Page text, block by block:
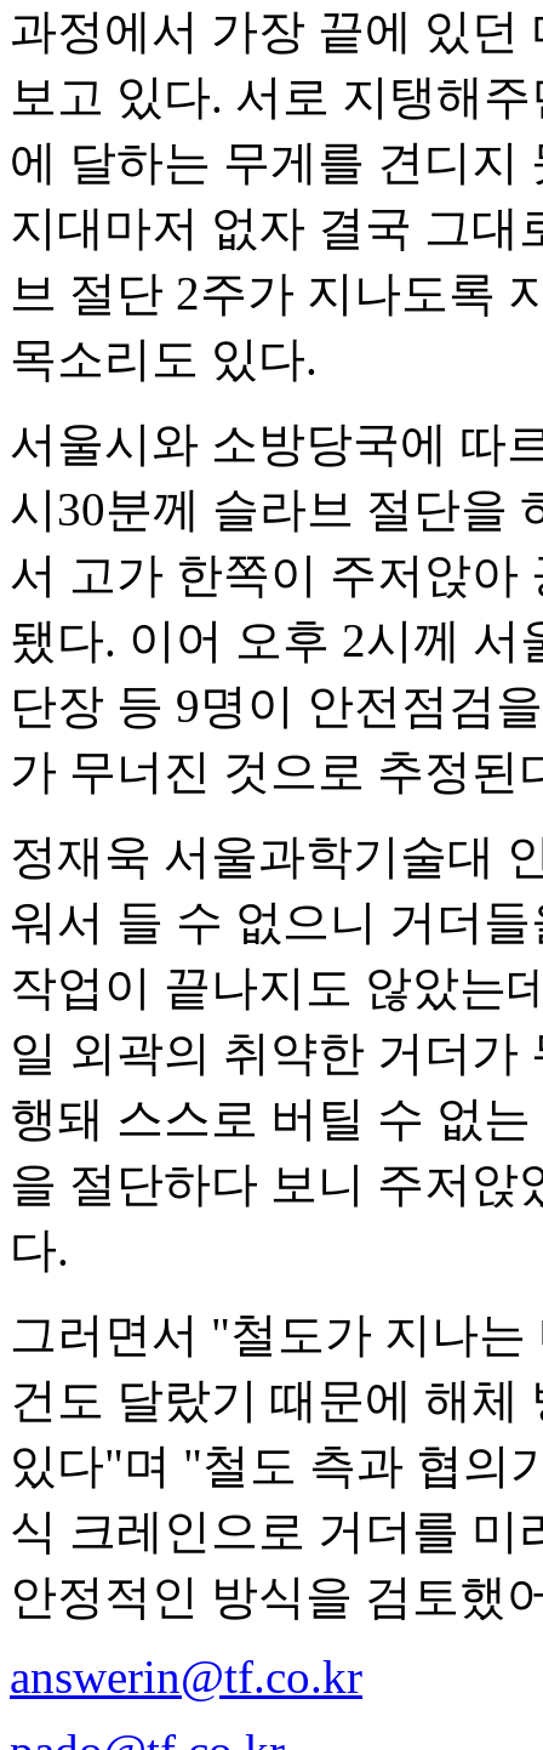
과정에서 가장 끝에 있던
보고 있다. 서로 지탱해
에 달하는 무게를 견디지
지대마저 없자 결국 그대
브 절단 2주가 지나도록
목소리도 있다.
서울시와 소방당국에 따
시30분께 슬라브 절단을
서 고가 한쪽이 주저앉아
됐다. 이어 오후 2시께
단장 등 9명이 안전점검
가 무너진 것으로 추정된
정재욱 서울과학기술대
워서 들 수 없으니 거더
작업이 끝나지도 않았는
일 외곽의 취약한 거더
행돼 스스로 버틸 수 없
을 절단하다 보니 주저
다.
그러면서 "철도가 지나
건도 달랐기 때문에 해체
있다"며 "철도 측과 협의
식 크레인으로 거더를 미
안정적인 방식을 검토했
answerin@tf.co.kr